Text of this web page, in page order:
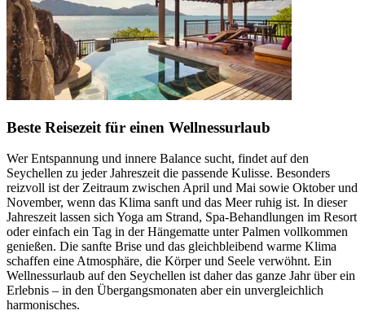
Beste Reisezeit für einen Wellnessurlaub
Wer Entspannung und innere Balance sucht, findet auf den
Seychellen zu jeder Jahreszeit die passende Kulisse. Besonders
reizvoll ist der Zeitraum zwischen April und Mai sowie Oktober und
November, wenn das Klima sanft und das Meer ruhig ist. In dieser
Jahreszeit lassen sich Yoga am Strand, Spa-Behandlungen im Resort
oder einfach ein Tag in der Hängematte unter Palmen vollkommen
genießen. Die sanfte Brise und das gleichbleibend warme Klima
schaffen eine Atmosphäre, die Körper und Seele verwöhnt. Ein
Wellnessurlaub auf den Seychellen ist daher das ganze Jahr über ein
Erlebnis – in den Übergangsmonaten aber ein unvergleichlich
harmonisches.